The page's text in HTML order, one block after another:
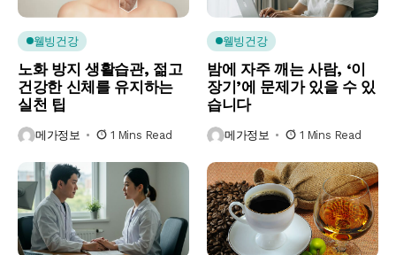
웰빙건강
노화 방지 생활습관, 젊고
건강한 신체를 유지하는
실천 팁
메가정보 1 Mins Read
웰빙건강
밤에 자주 깨는 사람, ‘이
장기’에 문제가 있을 수 있
습니다
메가정보 1 Mins Read